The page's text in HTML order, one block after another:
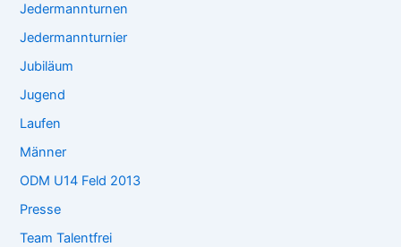
Jedermannturnen
Jedermannturnier
Jubiläum
Jugend
Laufen
Männer
ODM U14 Feld 2013
Presse
Team Talentfrei